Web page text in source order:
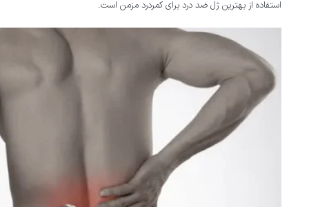
استفاده از بهترین ژل ضد درد برای کمردرد مزمن است.